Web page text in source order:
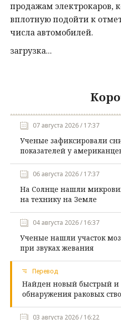
продажам электрокаров,
вплотную подойти к
числа автомобилей.
загрузка...
07 августа 2026 / 17:37
Ученые зафиксировали
показателей у
06 августа 2026 / 17:37
На Солнце нашли
на технику на Земле
04 августа 2026 / 16:37
Ученые нашли участок
при звуках жевания
Перевод
Найден новый быстрый и
обнаружения раковых
03 августа 2026 / 16:22